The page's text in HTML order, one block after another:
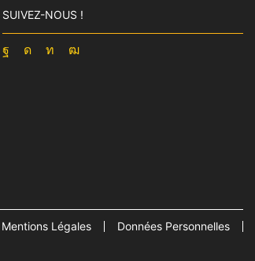
SUIVEZ-NOUS !
Facebook
Instagram
LinkedinYoutube
Mentions Légales Données Personnelles